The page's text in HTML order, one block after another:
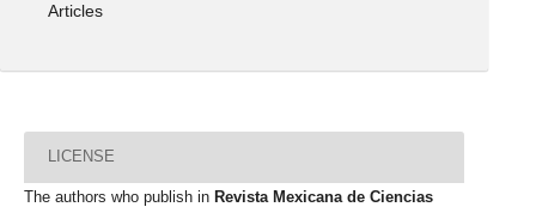
Articles
LICENSE
The authors who publish in Revista Mexicana de Ciencias